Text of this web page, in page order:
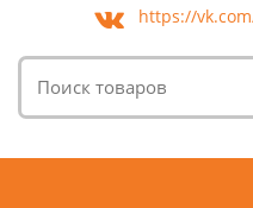
https://
товаров: